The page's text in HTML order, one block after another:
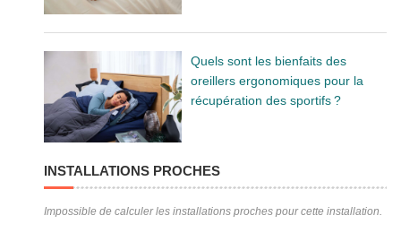
Quels sont les bienfaits des
oreillers ergonomiques pour la
récupération des sportifs ?
INSTALLATIONS PROCHES
Impossible de calculer les installations proches pour cette installation.